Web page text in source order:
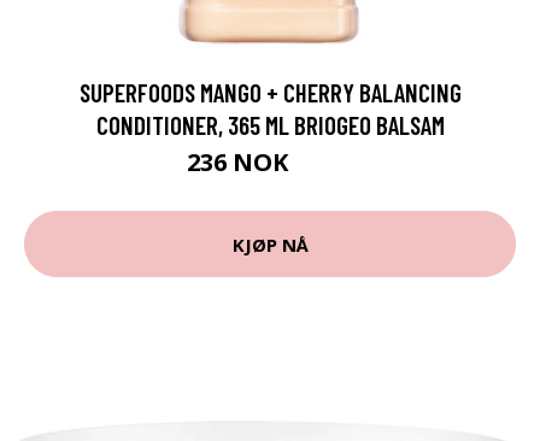
SUPERFOODS MANGO + CHERRY BALANCING
CONDITIONER, 365 ML BRIOGEO BALSAM
236 NOK
KJØP NÅ